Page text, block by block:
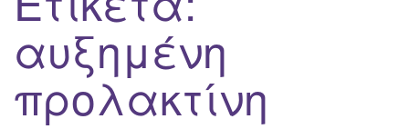
αυξημένη
προλακτίνη